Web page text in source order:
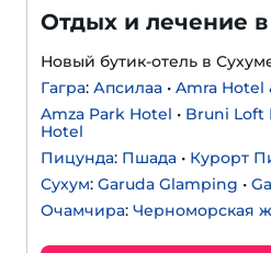
Отдых и лечение
Новый бутик-отель в
Гагра: Апсилаа • Amra Hotel
Amza Park Hotel • Bruni Loft
Hotel
Пицунда: Пшада • Курорт
Сухум: Garuda Glamping •
Очамчира: Черноморская